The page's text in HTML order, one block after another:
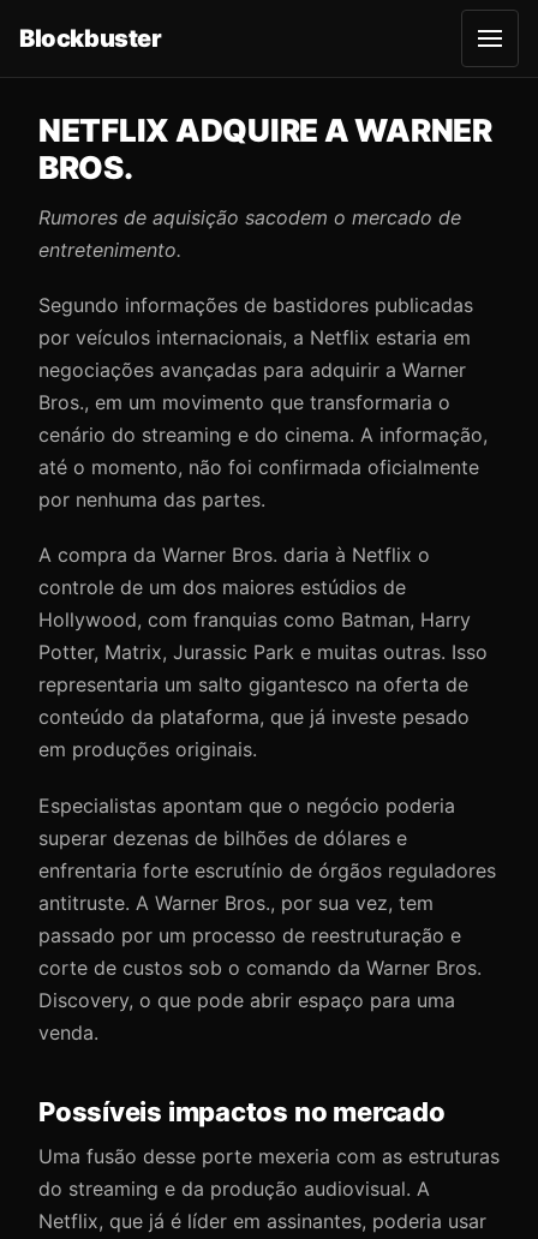
Blockbuster
A
b
r
r
m
NETFLIX ADQUIRE A WARNER
BROS.
Rumores de aquisição sacodem o mercado de
entretenimento.
Segundo informações de bastidores publicadas
por veículos internacionais, a Netflix estaria em
negociações avançadas para adquirir a Warner
Bros., em um movimento que transformaria o
cenário do streaming e do cinema. A informação,
até o momento, não foi confirmada oficialmente
por nenhuma das partes.
A compra da Warner Bros. daria à Netflix o
controle de um dos maiores estúdios de
Hollywood, com franquias como Batman, Harry
Potter, Matrix, Jurassic Park e muitas outras. Isso
representaria um salto gigantesco na oferta de
conteúdo da plataforma, que já investe pesado
em produções originais.
Especialistas apontam que o negócio poderia
superar dezenas de bilhões de dólares e
enfrentaria forte escrutínio de órgãos reguladores
antitruste. A Warner Bros., por sua vez, tem
passado por um processo de reestruturação e
corte de custos sob o comando da Warner Bros.
Discovery, o que pode abrir espaço para uma
venda.
Possíveis impactos no mercado
Uma fusão desse porte mexeria com as estruturas
do streaming e da produção audiovisual. A
Netflix, que já é líder em assinantes, poderia usar